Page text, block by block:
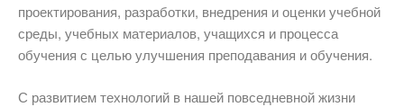
проектирования, разработки, внедрения и оценки учебной
среды, учебных материалов, учащихся и процесса
обучения с целью улучшения преподавания и обучения.
С развитием технологий в нашей повседневной жизни